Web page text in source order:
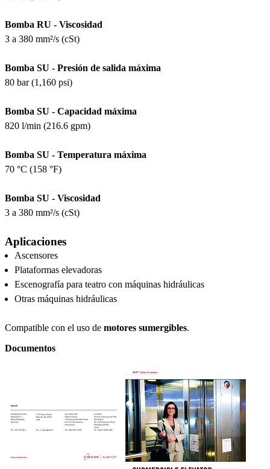
Bomba RU - Viscosidad
3 a 380 mm²/s (cSt)
Bomba SU - Presión de salida máxima
80 bar (1,160 psi)
Bomba SU - Capacidad máxima
820 l/min (216.6 gpm)
Bomba SU - Temperatura máxima
70 °C (158 °F)
Bomba SU - Viscosidad
3 a 380 mm²/s (cSt)
Aplicaciones
Ascensores
Plataformas elevadoras
Escenografía para teatro con máquinas hidráulicas
Otras máquinas hidráulicas
Compatible con el uso de motores sumergibles.
Documentos